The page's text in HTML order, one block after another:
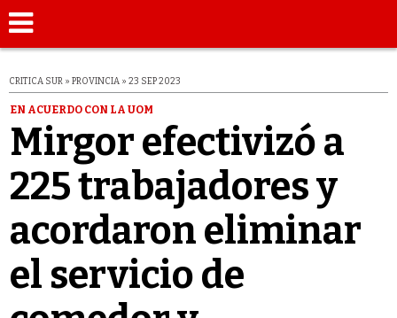
CRITICA SUR » PROVINCIA » 23 SEP 2023
EN ACUERDO CON LA UOM
Mirgor efectivizó a
225 trabajadores y
acordaron eliminar
el servicio de